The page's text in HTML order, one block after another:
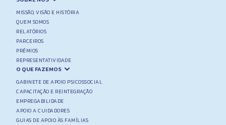
MISSÃO, VISÃO E HISTÓRIA
QUEM SOMOS
RELATÓRIOS
PARCEIROS
PRÉMIOS
REPRESENTATIVIDADE
O QUE FAZEMOS
GABINETE DE APOIO PSICOSSOCIAL
CAPACITAÇÃO E REINTEGRAÇÃO
EMPREGABILIDADE
APOIO A CUIDADORES
GUIAS DE APOIO ÀS FAMÍLIAS